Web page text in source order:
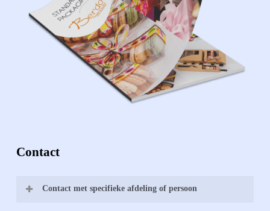
Contact
Contact met specifieke afdeling of persoon